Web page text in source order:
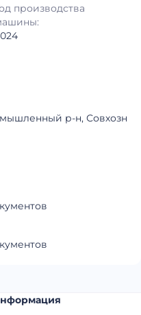
Область
производства
р-н, Совхозн